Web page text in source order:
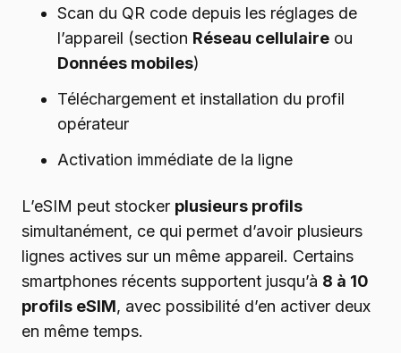
Scan du QR code depuis les réglages de
l’appareil (section Réseau cellulaire ou
Données mobiles)
Téléchargement et installation du profil
opérateur
Activation immédiate de la ligne
L’eSIM peut stocker plusieurs profils
simultanément, ce qui permet d’avoir plusieurs
lignes actives sur un même appareil. Certains
smartphones récents supportent jusqu’à 8 à 10
profils eSIM, avec possibilité d’en activer deux
en même temps.